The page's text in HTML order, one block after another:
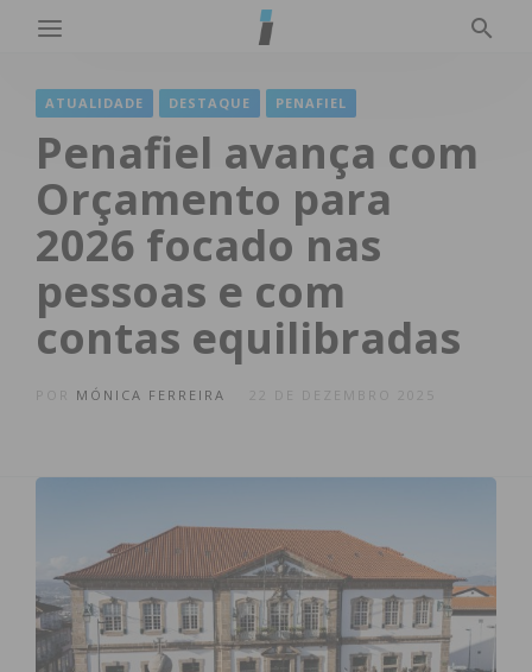
ATUALIDADE DESTAQUE PENAFIEL
Penafiel avança com
Orçamento para
2026 focado nas
pessoas e com
contas equilibradas
MÓNICA FERREIRA